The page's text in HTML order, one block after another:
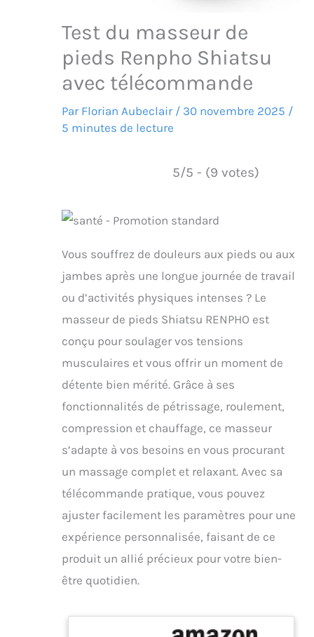
Test du masseur de
pieds Renpho Shiatsu
avec télécommande
Par Florian Aubeclair / 30 novembre 2025 /
5 minutes de lecture
5/5 - (9 votes)
Vous souffrez de douleurs aux pieds ou aux
jambes après une longue journée de travail
ou d’activités physiques intenses ? Le
masseur de pieds Shiatsu RENPHO est
conçu pour soulager vos tensions
musculaires et vous offrir un moment de
détente bien mérité. Grâce à ses
fonctionnalités de pétrissage, roulement,
compression et chauffage, ce masseur
s’adapte à vos besoins en vous procurant
un massage complet et relaxant. Avec sa
télécommande pratique, vous pouvez
ajuster facilement les paramètres pour une
expérience personnalisée, faisant de ce
produit un allié précieux pour votre bien-
être quotidien.